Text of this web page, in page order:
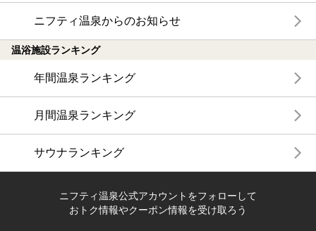
ニフティ温泉からのお知らせ
温浴施設ランキング
年間温泉ランキング
月間温泉ランキング
サウナランキング
ニフティ温泉公式アカウントをフォローして
おトク情報やクーポン情報を受け取ろう